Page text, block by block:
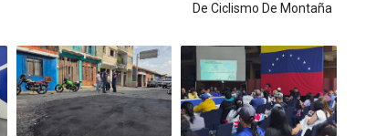
De Ciclismo De Montaña